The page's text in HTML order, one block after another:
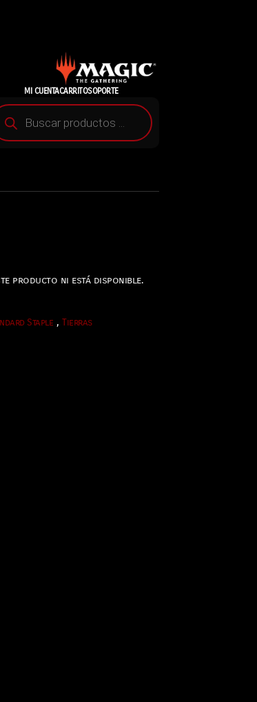
MI CUENTACARRITOSOPORTE
producto ni está disponible.
Staple ,Tierras